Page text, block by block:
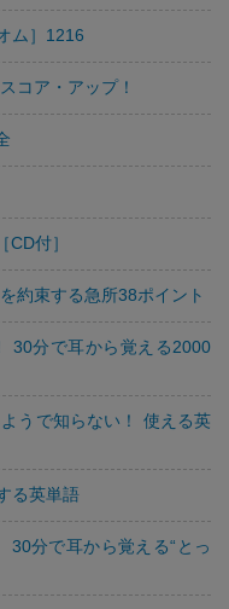
ム］1216
コア・アップ！
付］
約束する急所38ポイント
30分で耳から覚える2000
うで知らない！ 使える英
る英単語
分で耳から覚える“とっ